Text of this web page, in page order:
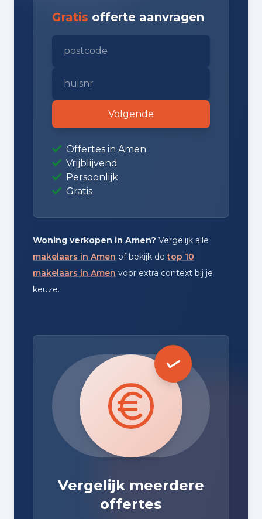
Gratis offerte aanvragen
Volgende
Offertes in Amen
Vrijblijvend
Persoonlijk
Gratis
Woning verkopen in Amen? Vergelijk alle
makelaars in Amen of bekijk detop 10
makelaars in Amen voor extra context bij je
keuze.
Vergelijk meerdere
offertes